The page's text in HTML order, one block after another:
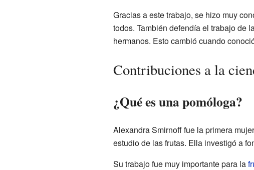
Gracias a este trabajo, se hizo muy
todos. También defendía el trabajo de
hermanos. Esto cambió cuando
Contribuciones a la
¿Qué es una pomóloga?
Alexandra Smirnoff fue la primera
estudio de las frutas. Ella investigó a
Su trabajo fue muy importante para la